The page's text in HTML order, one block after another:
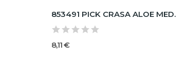
853491 PICK CRASA ALOE MED.
8,11 €